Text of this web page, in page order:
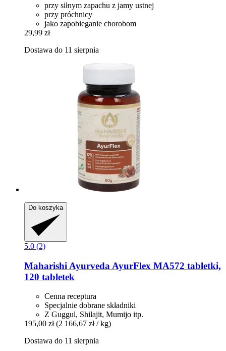
przy siłnym zapachu z jamy ustnej
przy próchnicy
jako zapobieganie chorobom
29,99 zł
Dostawa do 11 sierpnia
Do koszyka
5.0 (2)
Maharishi Ayurveda AyurFlex MA572 tabletki,
120 tabletek
Cenna receptura
Specjalnie dobrane składniki
Z Guggul, Shilajit, Mumijo itp.
195,00 zł (2 166,67 zł / kg)
Dostawa do 11 sierpnia